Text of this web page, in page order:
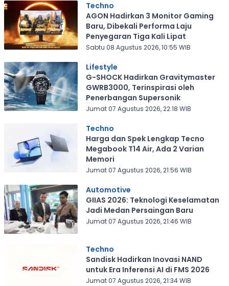
Techno
AGON Hadirkan 3 Monitor Gaming
Baru, Dibekali Performa Laju
Penyegaran Tiga Kali Lipat
Sabtu 08 Agustus 2026, 10:55 WIB
Lifestyle
G-SHOCK Hadirkan Gravitymaster
GWRB3000, Terinspirasi oleh
Penerbangan Supersonik
Jumat 07 Agustus 2026, 22:18 WIB
Techno
Harga dan Spek Lengkap Tecno
Megabook T14 Air, Ada 2 Varian
Memori
Jumat 07 Agustus 2026, 21:56 WIB
Automotive
GIIAS 2026: Teknologi Keselamatan
Jadi Medan Persaingan Baru
Jumat 07 Agustus 2026, 21:46 WIB
Techno
Sandisk Hadirkan Inovasi NAND
untuk Era Inferensi AI di FMS 2026
Jumat 07 Agustus 2026, 21:34 WIB